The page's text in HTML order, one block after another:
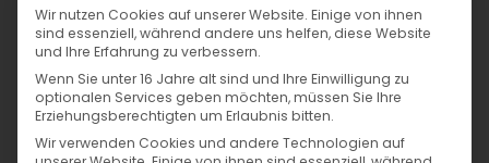
Tipp:Die Schalen von Zitrone und Orange
geben dieser Tortilla eine fruchtige und
leichte Note und harmonieren perfekt mit
der Paprika. Verwende immer nur die
Wir nutzen Cookies auf unserer Website. Einige von ihnen
sind essenziell, während andere uns helfen, diese Website
und Ihre Erfahrung zu verbessern.
Wenn Sie unter 16 Jahre alt sind und Ihre Einwilligung zu
optionalen Services geben möchten, müssen Sie Ihre
Erziehungsberechtigten um Erlaubnis bitten.
Wir verwenden Cookies und andere Technologien auf